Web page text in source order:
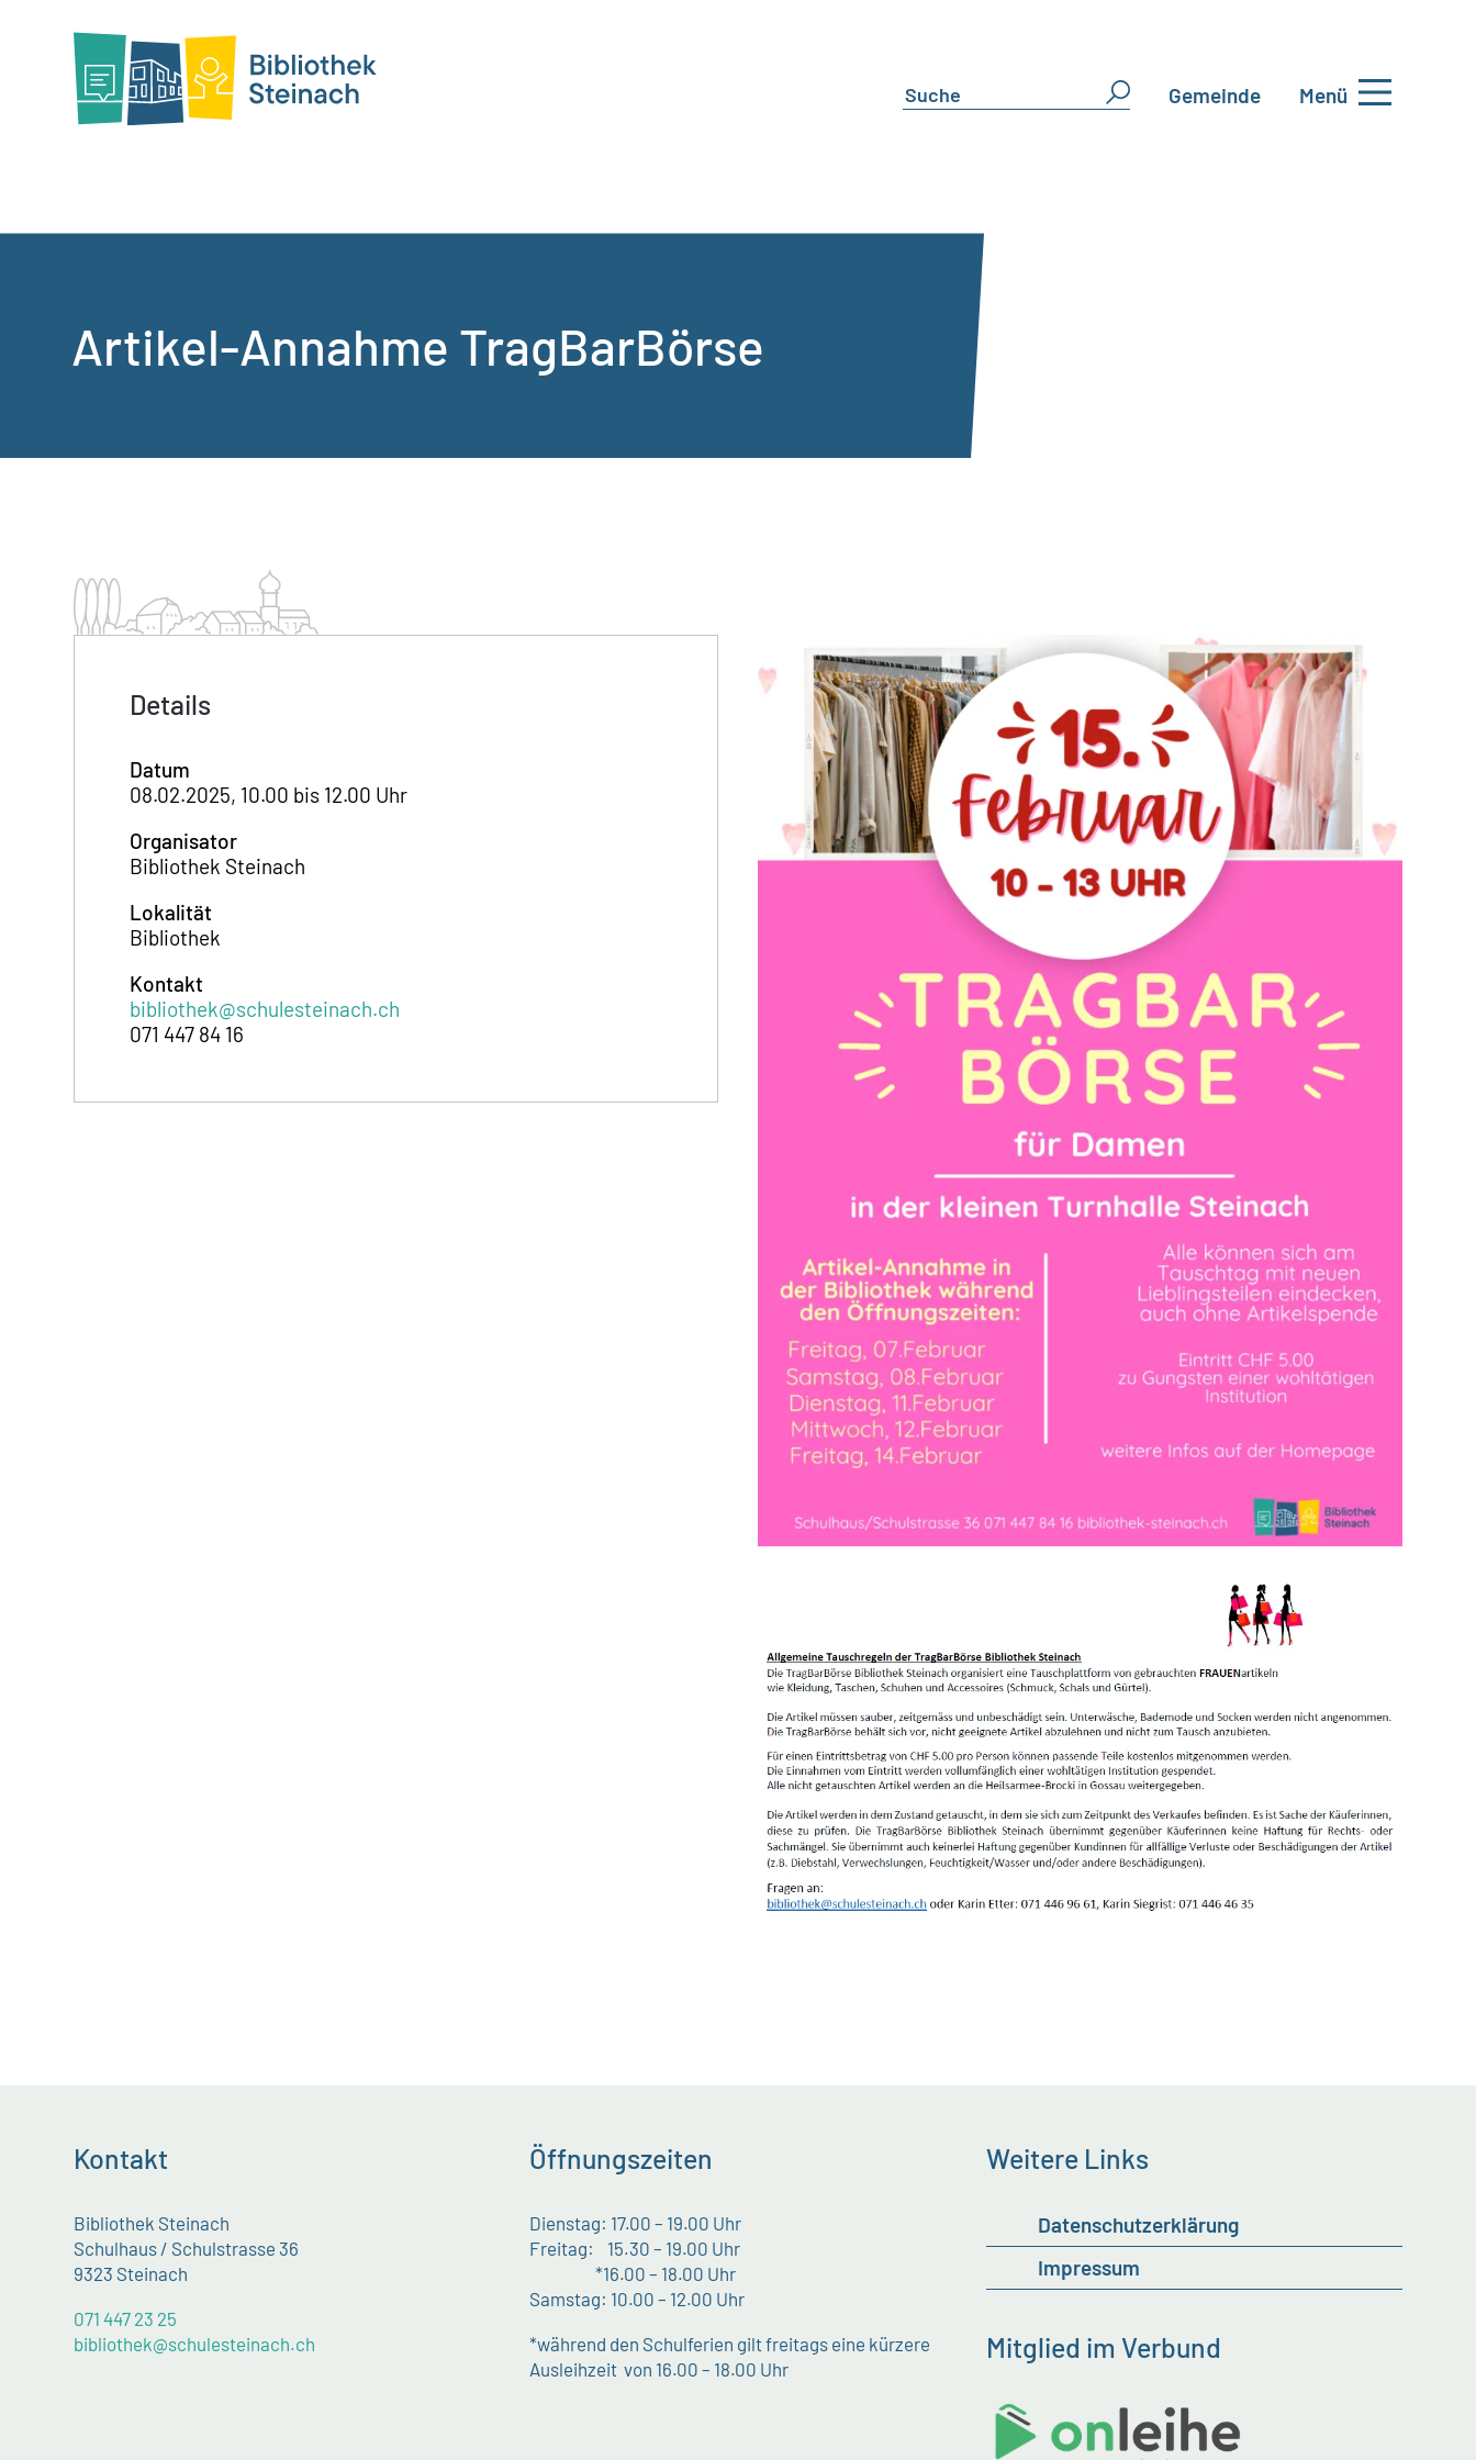
Gemeinde Menü
Artikel-Annahme TragBarBörse
Details
Datum
08.02.2025, 10.00 bis 12.00 Uhr
Organisator
Bibliothek Steinach
Lokalität
Bibliothek
Kontakt
bibliothek@schulesteinach.ch
071 447 84 16
Kontakt
Bibliothek Steinach
Schulhaus / Schulstrasse 36
9323 Steinach
071 447 23 25
bibliothek@schulesteinach.ch
Öffnungszeiten
Dienstag: 17.00 – 19.00 Uhr
Freitag: 15.30 – 19.00 Uhr
*16.00 – 18.00 Uhr
Samstag: 10.00 – 12.00 Uhr
*während den Schulferien gilt freitags eine kürzere
Ausleihzeit von 16.00 – 18.00 Uhr
Weitere Links
Datenschutzerklärung
Impressum
Mitglied im Verbund